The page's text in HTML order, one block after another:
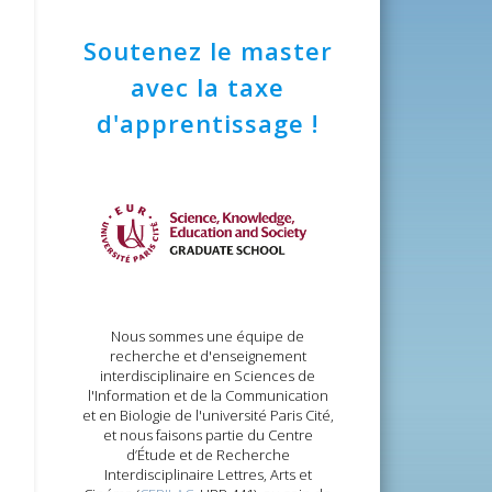
Soutenez le master
avec la taxe
d'apprentissage !
Nous sommes une équipe de
recherche et d'enseignement
interdisciplinaire en Sciences de
l'Information et de la Communication
et en Biologie de l'université Paris Cité,
et nous faisons partie du Centre
d’Étude et de Recherche
Interdisciplinaire Lettres, Arts et